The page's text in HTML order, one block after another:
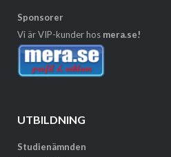
Sponsorer
Vi är VIP-kunder hos mera.se!
UTBILDNING
Studienämnden